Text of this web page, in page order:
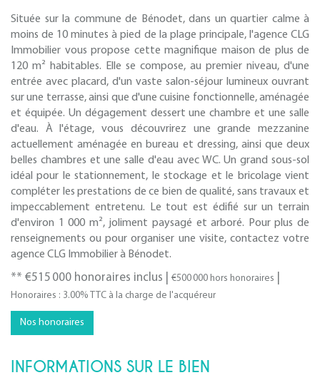
Située sur la commune de Bénodet, dans un quartier calme à
moins de 10 minutes à pied de la plage principale, l'agence CLG
Immobilier vous propose cette magnifique maison de plus de
120 m² habitables. Elle se compose, au premier niveau, d'une
entrée avec placard, d'un vaste salon-séjour lumineux ouvrant
sur une terrasse, ainsi que d'une cuisine fonctionnelle, aménagée
et équipée. Un dégagement dessert une chambre et une salle
d'eau. À l'étage, vous découvrirez une grande mezzanine
actuellement aménagée en bureau et dressing, ainsi que deux
belles chambres et une salle d'eau avec WC. Un grand sous-sol
idéal pour le stationnement, le stockage et le bricolage vient
compléter les prestations de ce bien de qualité, sans travaux et
impeccablement entretenu. Le tout est édifié sur un terrain
d'environ 1 000 m², joliment paysagé et arboré. Pour plus de
renseignements ou pour organiser une visite, contactez votre
agence CLG Immobilier à Bénodet.
** €515 000 honoraires inclus €500 000 hors honoraires
Honoraires : 3.00% TTC à la charge de l'acquéreur
Nos honoraires
INFORMATIONS SUR LE BIEN